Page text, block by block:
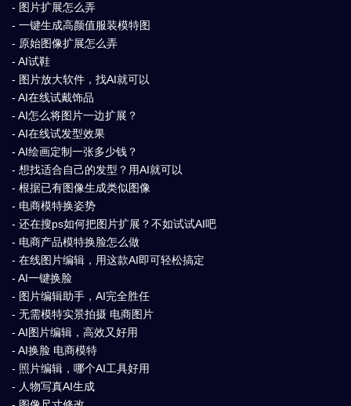
- 图片扩展怎么弄
- 一键生成高颜值服装模特图
- 原始图像扩展怎么弄
- AI试鞋
- 图片放大软件，找AI就可以
- AI在线试戴饰品
- AI怎么将图片一边扩展？
- AI在线试发型效果
- AI绘画定制一张多少钱？
- 想找适合自己的发型？用AI就可以
- 根据已有图像生成类似图像
- 电商模特换姿势
- 还在搜ps如何把图片扩展？不如试试AI吧
- 电商产品模特换脸怎么做
- 在线图片编辑，用这款AI即可轻松搞定
- AI一键换脸
- 图片编辑助手，AI完全胜任
- 无需模特实景拍摄 电商图片
- AI图片编辑，高效又好用
- AI换脸 电商模特
- 照片编辑，哪个AI工具好用
- 人物写真AI生成